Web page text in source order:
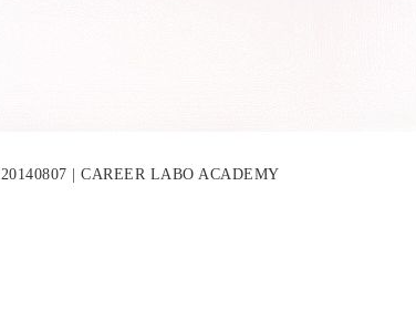
20140807 | CAREER LABO ACADEMY